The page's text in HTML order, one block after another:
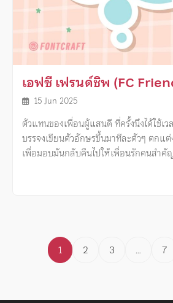
เอฟซี เฟรนด์ชิพ (FC
15 Jun 2025
ตัวแทนของเพื่อนผู้แสนดี ที่ครั้งนึงได้ใช้เว
บรรจงเขียนตัวอักษรขึ้นมาทีละตัวๆ ตกแ
เพื่อมอบมันกลับคืนไปให้เพื่อนรักคนสำคั
Posts
pagination
1 2 3 … 7